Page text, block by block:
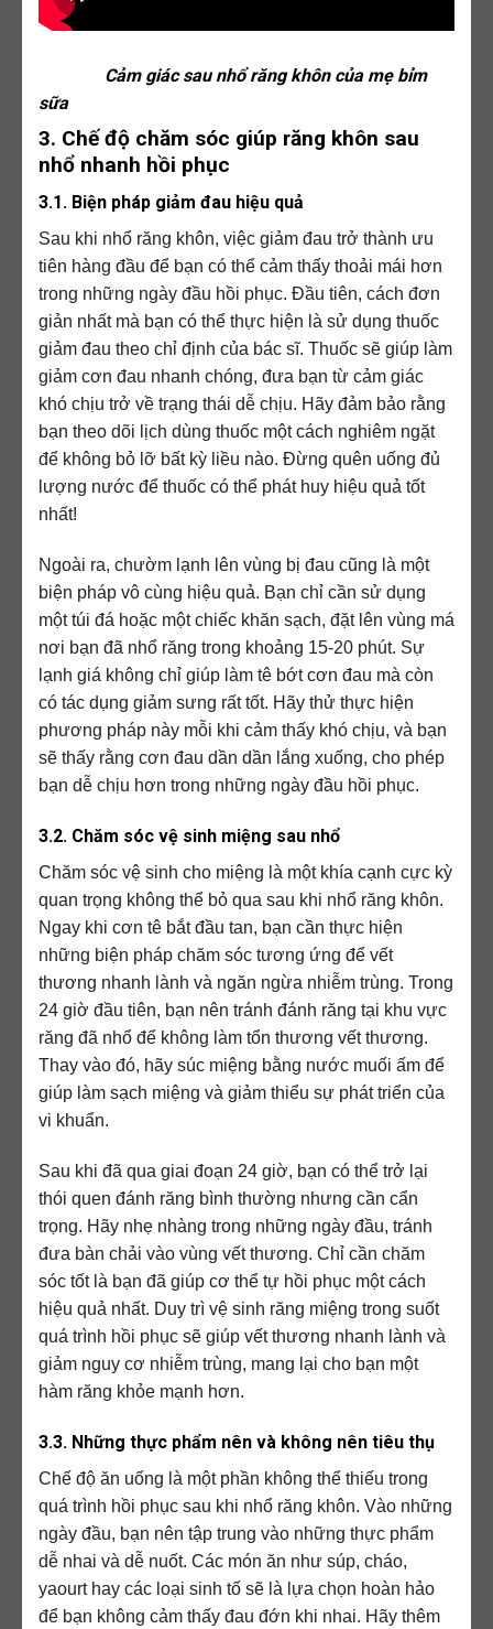
Cảm giác sau nhổ răng khôn của mẹ bỉm
sữa
3. Chế độ chăm sóc giúp răng khôn sau
nhổ nhanh hồi phục
3.1. Biện pháp giảm đau hiệu quả
Sau khi nhổ răng khôn, việc giảm đau trở thành ưu
tiên hàng đầu để bạn có thể cảm thấy thoải mái hơn
trong những ngày đầu hồi phục. Đầu tiên, cách đơn
giản nhất mà bạn có thể thực hiện là sử dụng thuốc
giảm đau theo chỉ định của bác sĩ. Thuốc sẽ giúp làm
giảm cơn đau nhanh chóng, đưa bạn từ cảm giác
khó chịu trở về trạng thái dễ chịu. Hãy đảm bảo rằng
bạn theo dõi lịch dùng thuốc một cách nghiêm ngặt
để không bỏ lỡ bất kỳ liều nào. Đừng quên uống đủ
lượng nước để thuốc có thể phát huy hiệu quả tốt
nhất!
Ngoài ra, chườm lạnh lên vùng bị đau cũng là một
biện pháp vô cùng hiệu quả. Bạn chỉ cần sử dụng
một túi đá hoặc một chiếc khăn sạch, đặt lên vùng má
nơi bạn đã nhổ răng trong khoảng 15-20 phút. Sự
lạnh giá không chỉ giúp làm tê bớt cơn đau mà còn
có tác dụng giảm sưng rất tốt. Hãy thử thực hiện
phương pháp này mỗi khi cảm thấy khó chịu, và bạn
sẽ thấy rằng cơn đau dần dần lắng xuống, cho phép
bạn dễ chịu hơn trong những ngày đầu hồi phục.
3.2. Chăm sóc vệ sinh miệng sau nhổ
Chăm sóc vệ sinh cho miệng là một khía cạnh cực kỳ
quan trọng không thể bỏ qua sau khi nhổ răng khôn.
Ngay khi cơn tê bắt đầu tan, bạn cần thực hiện
những biện pháp chăm sóc tương ứng để vết
thương nhanh lành và ngăn ngừa nhiễm trùng. Trong
24 giờ đầu tiên, bạn nên tránh đánh răng tại khu vực
răng đã nhổ để không làm tổn thương vết thương.
Thay vào đó, hãy súc miệng bằng nước muối ấm để
giúp làm sạch miệng và giảm thiểu sự phát triển của
vi khuẩn.
Sau khi đã qua giai đoạn 24 giờ, bạn có thể trở lại
thói quen đánh răng bình thường nhưng cần cẩn
trọng. Hãy nhẹ nhàng trong những ngày đầu, tránh
đưa bàn chải vào vùng vết thương. Chỉ cần chăm
sóc tốt là bạn đã giúp cơ thể tự hồi phục một cách
hiệu quả nhất. Duy trì vệ sinh răng miệng trong suốt
quá trình hồi phục sẽ giúp vết thương nhanh lành và
giảm nguy cơ nhiễm trùng, mang lại cho bạn một
hàm răng khỏe mạnh hơn.
3.3. Những thực phẩm nên và không nên tiêu thụ
Chế độ ăn uống là một phần không thể thiếu trong
quá trình hồi phục sau khi nhổ răng khôn. Vào những
ngày đầu, bạn nên tập trung vào những thực phẩm
dễ nhai và dễ nuốt. Các món ăn như súp, cháo,
yaourt hay các loại sinh tố sẽ là lựa chọn hoàn hảo
để bạn không cảm thấy đau đớn khi nhai. Hãy thêm